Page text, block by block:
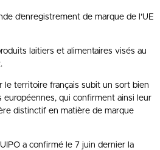
d’enregistrement de marque de l’UE
laitiers et alimentaires visés au
le territoire français subit un sort bien
qui confirment ainsi leur
distinctif en matière de marque
a confirmé le 7 juin dernier la